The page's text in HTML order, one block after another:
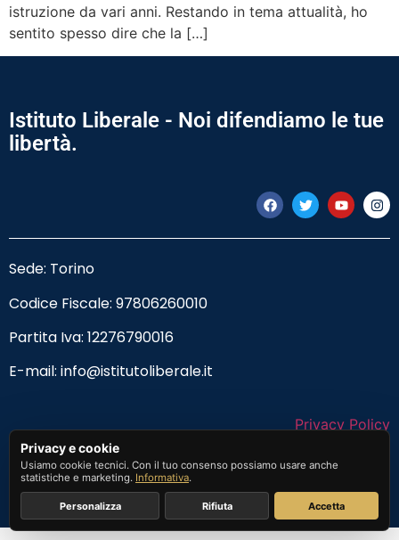
istruzione da vari anni. Restando in tema attualità, ho
sentito spesso dire che la […]
Istituto Liberale - Noi difendiamo le tue
libertà.
Sede: Torino
Codice Fiscale: 97806260010
Partita Iva: 12276790016
E-mail: info@istitutoliberale.it
Privacy Policy
Termini e Condizioni
Privacy e cookie
Usiamo cookie tecnici. Con il tuo consenso possiamo usare anche
statistiche e marketing. Informativa.
Personalizza Rifiuta Accetta